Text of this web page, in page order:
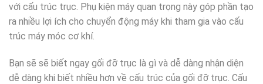
với cấu trúc trục. Phụ kiện máy quan trọng này góp phần tạo
ra nhiều lợi ích cho chuyển động máy khi tham gia vào cấu
trúc máy móc cơ khí.
Bạn sẽ sẽ biết ngay gối đỡ trục là gì và dễ dàng nhận diện
dễ dàng khi biết nhiều hơn về cấu trúc của gối đỡ trục. Cấu